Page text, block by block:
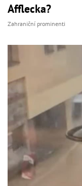
Afflecka?
Zahraniční prominenti